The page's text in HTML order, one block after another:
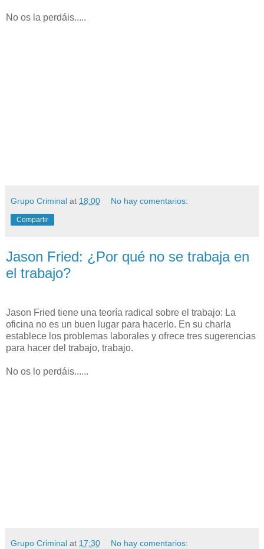
No os la perdáis.....
Grupo Criminal at 18:00 No hay comentarios:
Compartir
Jason Fried: ¿Por qué no se trabaja en
el trabajo?
Jason Fried tiene una teoría radical sobre el trabajo: La
oficina no es un buen lugar para hacerlo. En su charla
establece los problemas laborales y ofrece tres sugerencias
para hacer del trabajo, trabajo.
No os lo perdáis......
Grupo Criminal at 17:30 No hay comentarios: